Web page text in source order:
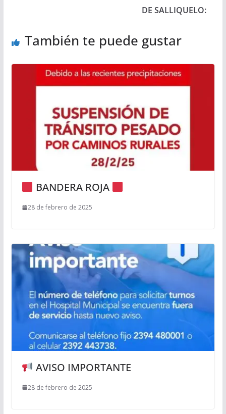
DE SALLIQUELO:
También te puede gustar
BANDERA ROJA
28 de febrero de 2025
AVISO IMPORTANTE
28 de febrero de 2025